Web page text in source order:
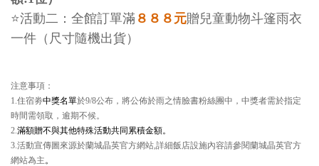
⭐活動二：全館訂單滿 ８８８元贈兒童動物斗篷雨衣
一件（尺寸隨機出貨）
注意事項：
1.住宿劵中獎名單於9/8公布，將公佈於雨之情臉書粉絲團中，中獎者需於指定
時間需領取，逾期不候。
2. 滿額贈不與其他特殊活動共同累積金額。
3.活動宣傳圖來源於蘭城晶英官方網站,詳細飯店設施內容請參閱蘭城晶英官方
網站為主 。